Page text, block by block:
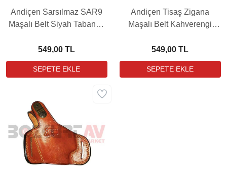
Andiçen Sarsılmaz SAR9
Maşalı Belt Siyah Tabanca
549,00 TL
Andiçen Tisaş Zigana
Maşalı Belt Kahverengi
549,00 TL